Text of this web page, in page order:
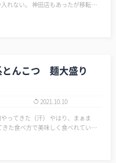
れない。 神田店もあったが移転す
んこつ 麺大盛り
2021.10.10
汗） やはり、まぁま
た食べ方で美味しく食べれてい